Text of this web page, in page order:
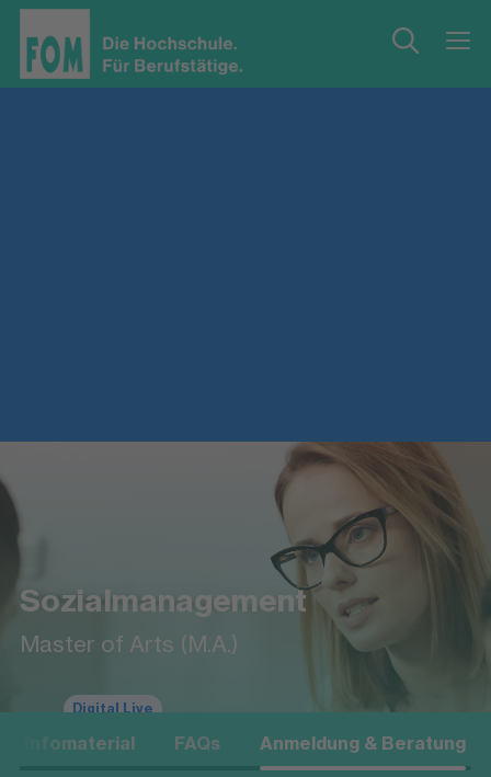
Sozialmanagement
Master of Arts (M.A.)
Digital Live
Infomaterial FAQs Anmeldung & Beratung